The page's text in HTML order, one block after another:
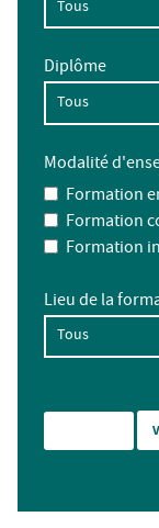
Diplôme
Modalité
Formation
Formation
Formation
Lieu de la